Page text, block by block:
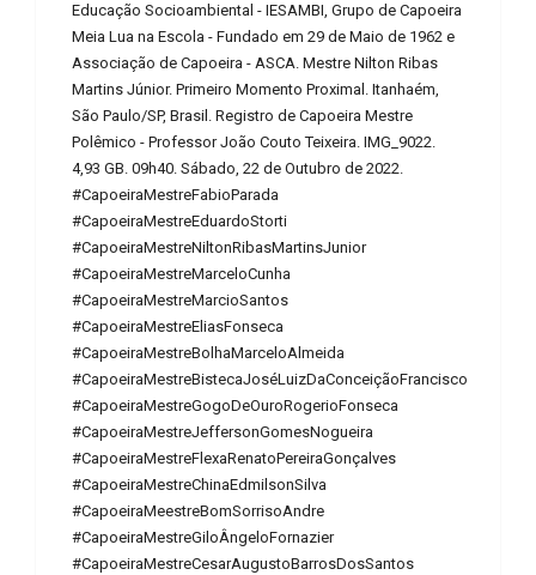
Educação Socioambiental - IESAMBI, Grupo de Capoeira
Meia Lua na Escola - Fundado em 29 de Maio de 1962 e
Associação de Capoeira - ASCA. Mestre Nilton Ribas
Martins Júnior. Primeiro Momento Proximal. Itanhaém,
São Paulo/SP, Brasil. Registro de Capoeira Mestre
Polêmico - Professor João Couto Teixeira. IMG_9022.
4,93 GB. 09h40. Sábado, 22 de Outubro de 2022.
#CapoeiraMestreFabioParada
#CapoeiraMestreEduardoStorti
#CapoeiraMestreNiltonRibasMartinsJunior
#CapoeiraMestreMarceloCunha
#CapoeiraMestreMarcioSantos
#CapoeiraMestreEliasFonseca
#CapoeiraMestreBolhaMarceloAlmeida
#CapoeiraMestreBistecaJoséLuizDaConceiçãoFrancisco
#CapoeiraMestreGogoDeOuroRogerioFonseca
#CapoeiraMestreJeffersonGomesNogueira
#CapoeiraMestreFlexaRenatoPereiraGonçalves
#CapoeiraMestreChinaEdmilsonSilva
#CapoeiraMeestreBomSorrisoAndre
#CapoeiraMestreGiloÂngeloFornazier
#CapoeiraMestreCesarAugustoBarrosDosSantos